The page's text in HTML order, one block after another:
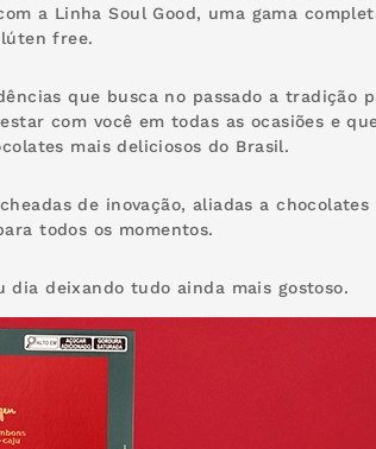
a Linha Soul Good, uma gama
free.
que busca no passado a tradição
com você em todas as ocasiões e
mais deliciosos do Brasil.
de inovação, aliadas a
todos os momentos.
dia deixando tudo ainda mais gostoso.